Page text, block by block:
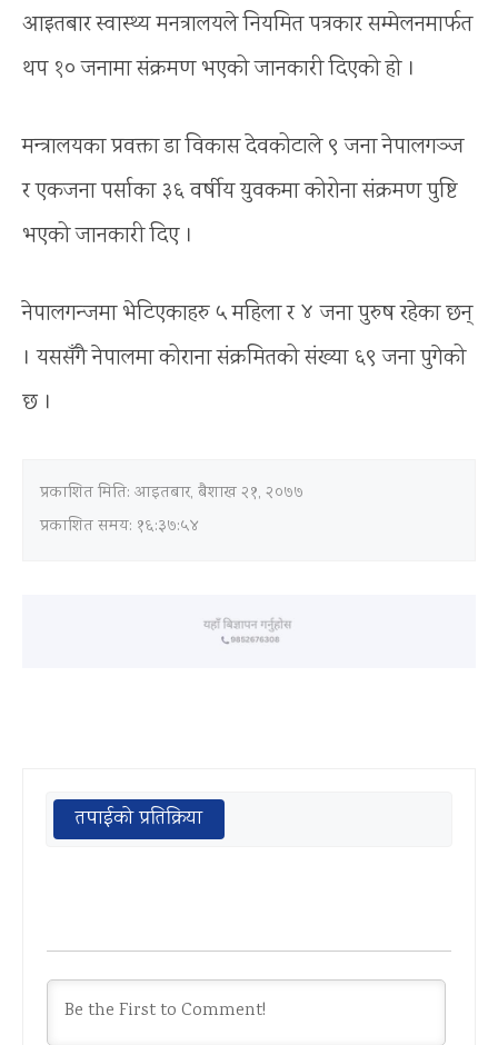
आइतबार स्वास्थ्य मनत्रालयले नियमित पत्रकार सम्मेलनमार्फत
थप १० जनामा संक्रमण भएको जानकारी दिएको हो ।
मन्त्रालयका प्रवक्ता डा विकास देवकोटाले ९ जना नेपालगञ्ज
र एकजना पर्साका ३६ वर्षीय युवकमा कोरोना संक्रमण पुष्टि
भएको जानकारी दिए ।
नेपालगन्जमा भेटिएकाहरु ५ महिला र ४ जना पुरुष रहेका छन्
। यससँगै नेपालमा कोराना संक्रमितको संख्या ६९ जना पुगेको
छ ।
प्रकाशित मिति: आइतबार, बैशाख २१, २०७७
प्रकाशित समय: १६:३७:५४
तपाईको प्रतिक्रिया